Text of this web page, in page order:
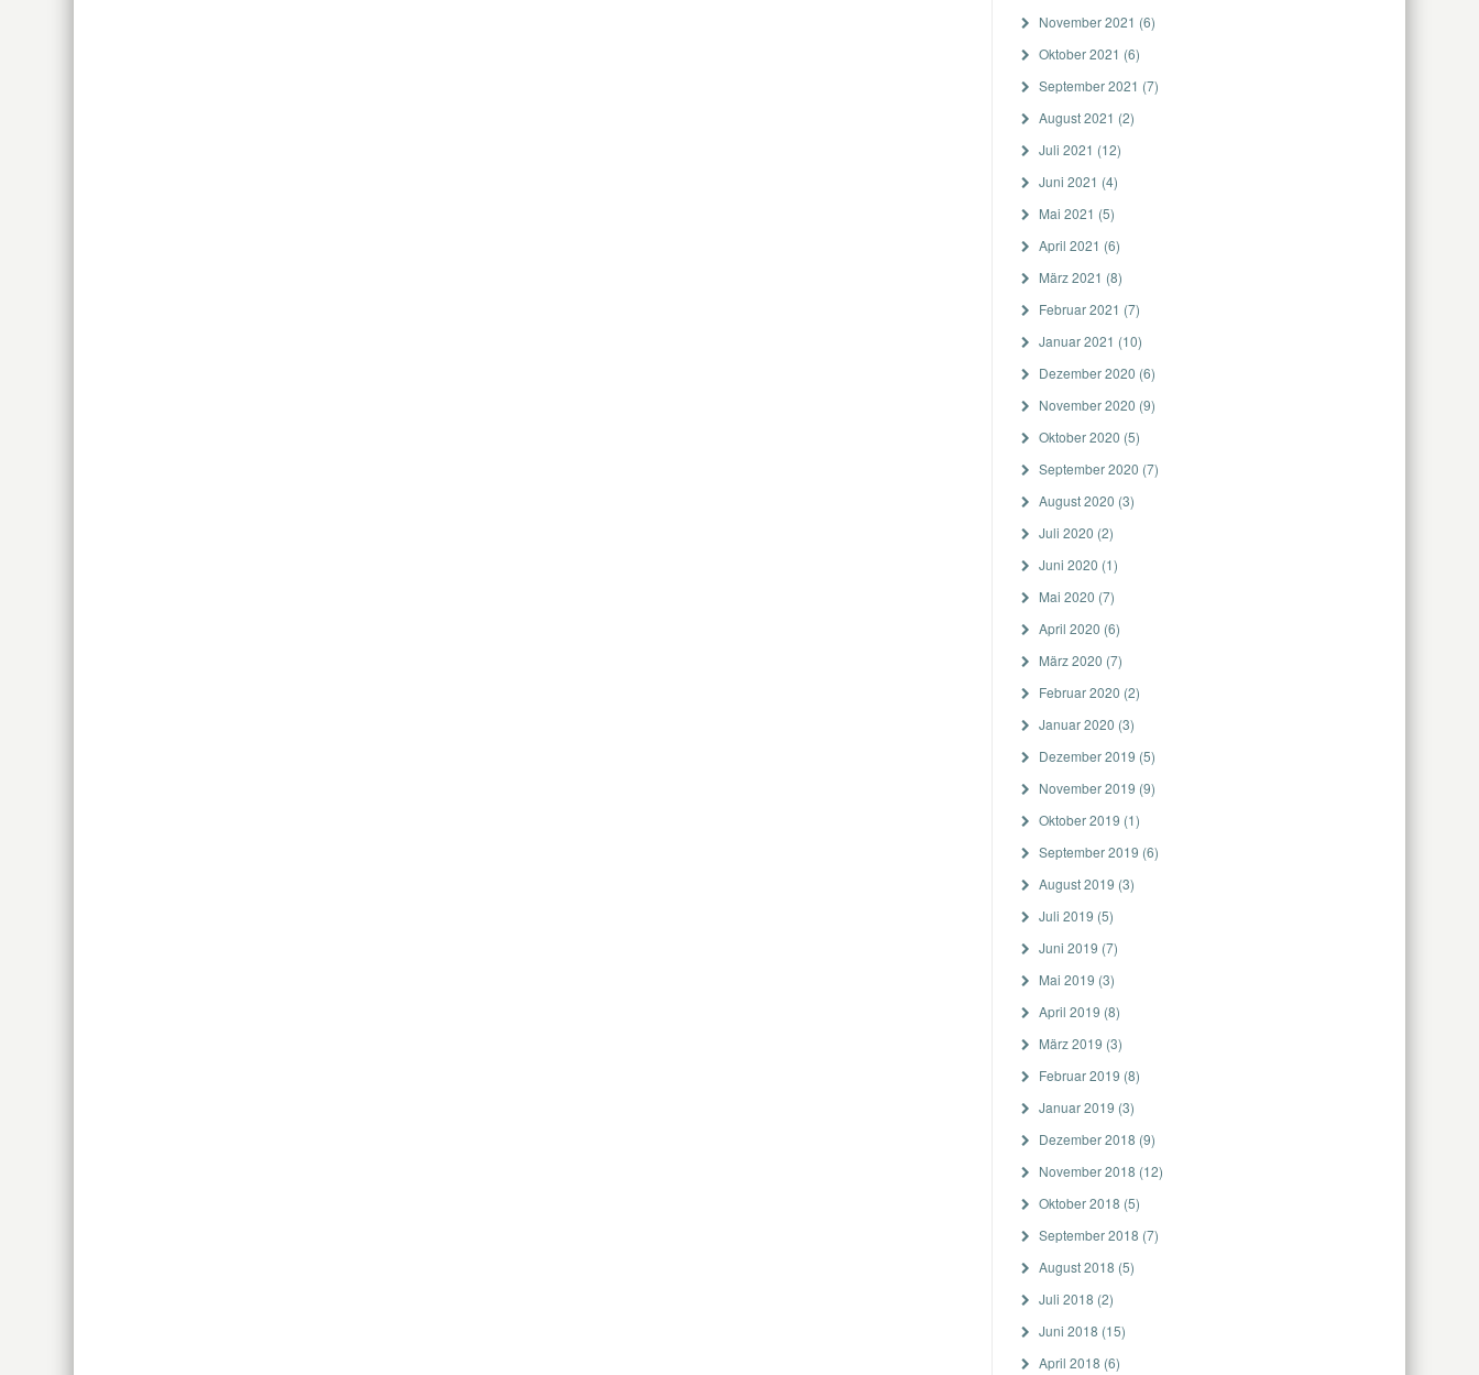
November 2021 (6)
Oktober 2021 (6)
September 2021 (7)
August 2021 (2)
Juli 2021 (12)
Juni 2021 (4)
Mai 2021 (5)
April 2021 (6)
März 2021 (8)
Februar 2021 (7)
Januar 2021 (10)
Dezember 2020 (6)
November 2020 (9)
Oktober 2020 (5)
September 2020 (7)
August 2020 (3)
Juli 2020 (2)
Juni 2020 (1)
Mai 2020 (7)
April 2020 (6)
März 2020 (7)
Februar 2020 (2)
Januar 2020 (3)
Dezember 2019 (5)
November 2019 (9)
Oktober 2019 (1)
September 2019 (6)
August 2019 (3)
Juli 2019 (5)
Juni 2019 (7)
Mai 2019 (3)
April 2019 (8)
März 2019 (3)
Februar 2019 (8)
Januar 2019 (3)
Dezember 2018 (9)
November 2018 (12)
Oktober 2018 (5)
September 2018 (7)
August 2018 (5)
Juli 2018 (2)
Juni 2018 (15)
April 2018 (6)